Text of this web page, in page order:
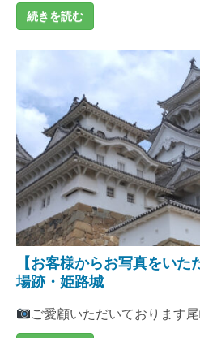
続きを読む
【お客様からお写真をい
場跡・姫路城
ご愛顧いただいております